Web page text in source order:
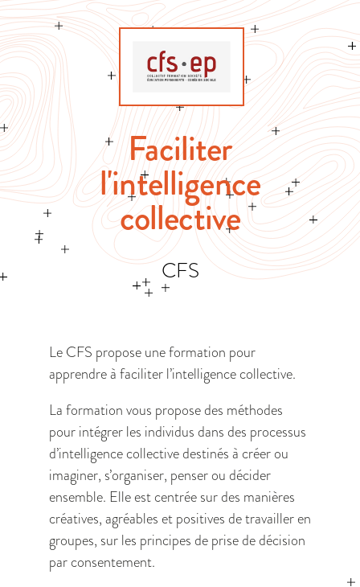
Faciliter
l'intelligence
collective
CFS
Le CFS propose une formation pour
apprendre à faciliter l’intelligence collective.
La formation vous propose des méthodes
pour intégrer les individus dans des processus
d’intelligence collective destinés à créer ou
imaginer, s’organiser, penser ou décider
ensemble. Elle est centrée sur des manières
créatives, agréables et positives de travailler en
groupes, sur les principes de prise de décision
par consentement.